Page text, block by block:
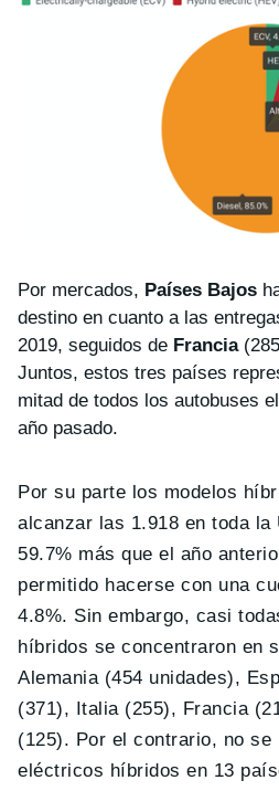
Por mercados, Países Bajos
destino en cuanto a las
2019, seguidos de Francia
Juntos, estos tres países
mitad de todos los autobuses
año pasado.
Por su parte los modelos
alcanzar las 1.918 en toda la
59.7% más que el año
permitido hacerse con una
4.8%. Sin embargo, casi
híbridos se concentraron en
Alemania (454 unidades),
(371), Italia (255), Francia
(125). Por el contrario, no se
eléctricos híbridos en 13